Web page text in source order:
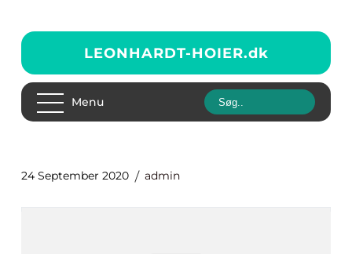
LEONHARDT-HOIER.dk
Menu
24 September 2020 admin